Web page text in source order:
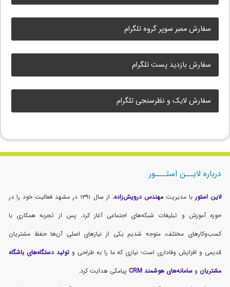
سفارش ممبر سوپر گروه تلگرام
سفارش بازدید پست تلگرام
سفارش لایک و نظرسنجی تلگرام